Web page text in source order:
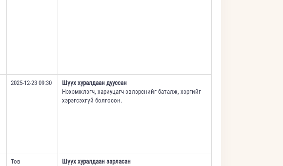
2025-12-23 09:30
Шүүх хуралдаан дууссан
Нэхэмжлэгч, хариуцагч эвлэрснийг баталж, хэргийг
хэрэгсэхгүй болгосон.
Тов
Шүүх хуралдаан зарласан